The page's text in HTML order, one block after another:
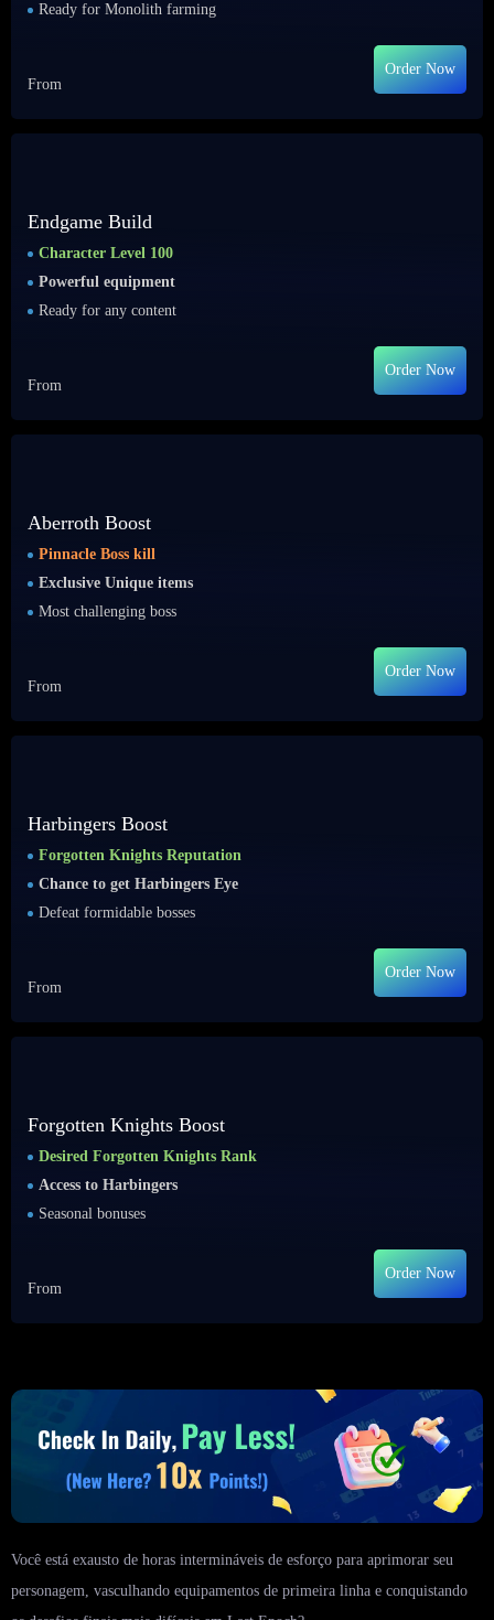
Ready for Monolith farming
From
Order Now
Endgame Build
Character Level 100
Powerful equipment
Ready for any content
From
Order Now
Aberroth Boost
Pinnacle Boss kill
Exclusive Unique items
Most challenging boss
From
Order Now
Harbingers Boost
Forgotten Knights Reputation
Chance to get Harbingers Eye
Defeat formidable bosses
From
Order Now
Forgotten Knights Boost
Desired Forgotten Knights Rank
Access to Harbingers
Seasonal bonuses
From
Order Now
Você está exausto de horas intermináveis de esforço para aprimorar seu
personagem, vasculhando equipamentos de primeira linha e conquistando